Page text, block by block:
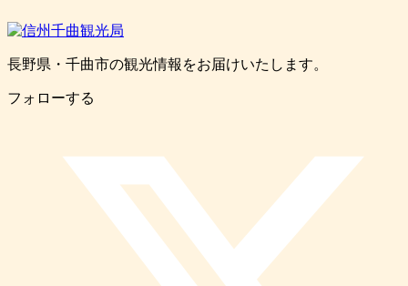
長野県・千曲市の観光情報をお届けいたします。
フォローする